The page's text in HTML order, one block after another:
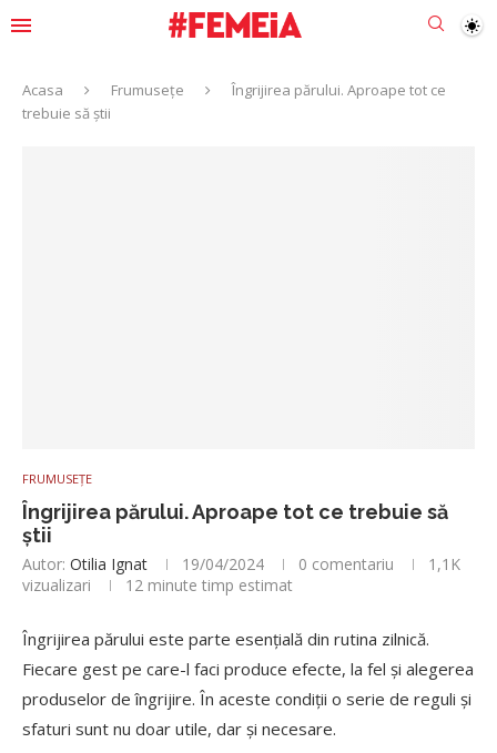
Acasa Frumusețe
Îngrijirea părului. Aproape tot ce
trebuie să știi
FRUMUSEȚE
Îngrijirea părului. Aproape tot ce trebuie să
știi
Autor: Otilia Ignat 19/04/2024 0 comentariu
1,1K
vizualizari
12 minute timp estimat
Îngrijirea părului este parte esențială din rutina zilnică.
Fiecare gest pe care-l faci produce efecte, la fel și alegerea
produselor de îngrijire. În aceste condiții o serie de reguli și
sfaturi sunt nu doar utile, dar și necesare.